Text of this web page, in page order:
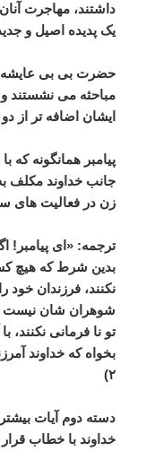
داشتند، مهاجرت آنان
یک پدیده اصیل و
حضرت بی بی عایشه
مباحثه می نشستند و
ایشان اضافه تر از دو
پیامبر همانگونه که با
جانب خداوند مکلف
زن در فعالیت های
ترجمه: « ای پیامبر !
بدین شرط که هیچ
نکنند، فرزندان خود را
شوهران شان نیست
تو نا فرمانی نکنند، با
بخواه که خداوند
۲)
دسته دوم آیات بیشتر
خداوند با خطاب قرار